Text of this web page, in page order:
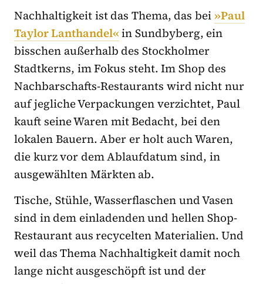
Nachhaltigkeit ist das Thema, das bei »Paul
Taylor Lanthandel«in Sundbyberg, ein
bisschen außerhalb des Stockholmer
Stadtkerns, im Fokus steht. Im Shop des
Nachbarschafts-Restaurants wird nicht nur
auf jegliche Verpackungen verzichtet, Paul
kauft seine Waren mit Bedacht, bei den
lokalen Bauern. Aber er holt auch Waren,
die kurz vor dem Ablaufdatum sind, in
ausgewählten Märkten ab.
Tische, Stühle, Wasserflaschen und Vasen
sind in dem einladenden und hellen Shop-
Restaurant aus recycelten Materialien. Und
weil das Thema Nachhaltigkeit damit noch
lange nicht ausgeschöpft ist und der